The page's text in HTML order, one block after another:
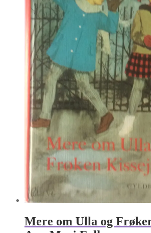
Mere om Ulla og